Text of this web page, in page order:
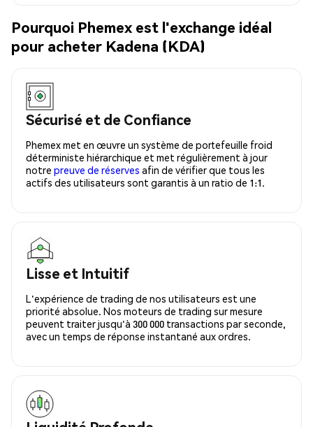
Pourquoi Phemex est l'exchange idéal
pour acheter Kadena (KDA)
Sécurisé et de Confiance
Phemex met en œuvre un système de portefeuille froid
déterministe hiérarchique et met régulièrement à jour
notre preuve de réserves afin de vérifier que tous les
actifs des utilisateurs sont garantis à un ratio de 1:1.
Lisse et Intuitif
L'expérience de trading de nos utilisateurs est une
priorité absolue. Nos moteurs de trading sur mesure
peuvent traiter jusqu'à 300 000 transactions par seconde,
avec un temps de réponse instantané aux ordres.